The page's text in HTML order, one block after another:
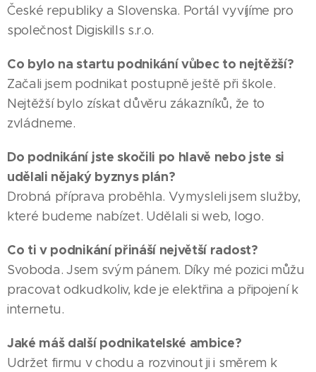
České republiky a Slovenska. Portál vyvíjíme pro
společnost Digiskills s.r.o.
Co bylo na startu podnikání vůbec to nejtěžší?
Začali jsem podnikat postupně ještě při škole.
Nejtěžší bylo získat důvěru zákazníků, že to
zvládneme.
Do podnikání jste skočili po hlavě nebo jste si
udělali nějaký byznys plán?
Drobná příprava proběhla. Vymysleli jsem služby,
které budeme nabízet. Udělali si web, logo.
Co ti v podnikání přináší největší radost?
Svoboda. Jsem svým pánem. Díky mé pozici můžu
pracovat odkudkoliv, kde je elektřina a připojení k
internetu.
Jaké máš další podnikatelské ambice?
Udržet firmu v chodu a rozvinout ji i směrem k